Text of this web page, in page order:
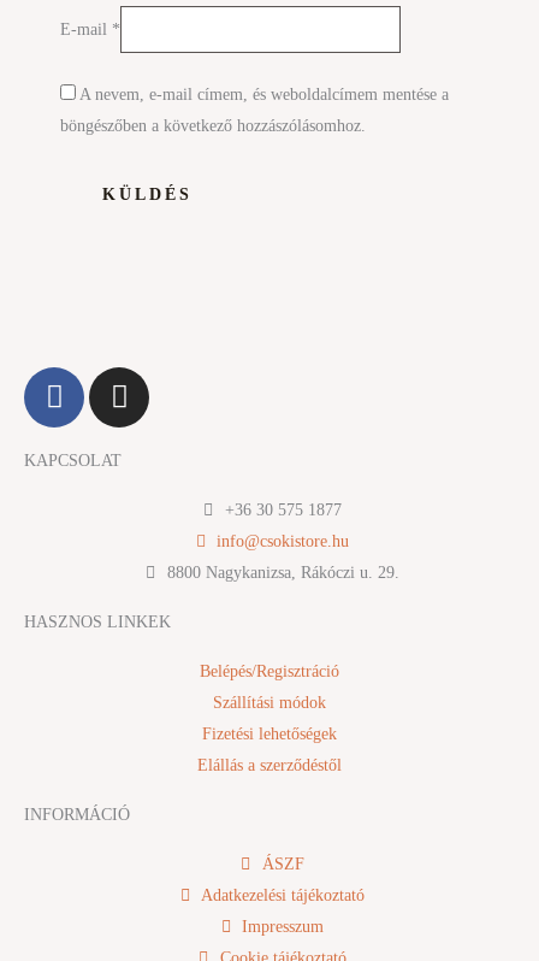
E-mail *
A nevem, e-mail címem, és weboldalcímem mentése a
böngészőben a következő hozzászólásomhoz.
F
a
e
I
n
t
m
KAPCSOLAT
+36 30 575 1877
info@csokistore.hu
8800 Nagykanizsa, Rákóczi u. 29.
HASZNOS LINKEK
Belépés/Regisztráció
Szállítási módok
Fizetési lehetőségek
Elállás a szerződéstől
INFORMÁCIÓ
ÁSZF
Adatkezelési tájékoztató
Impresszum